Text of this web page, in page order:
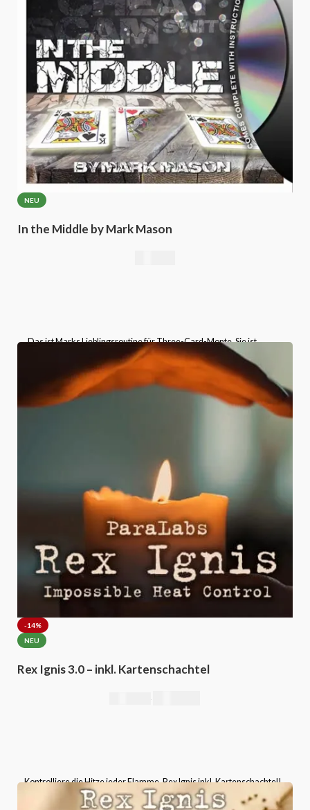
NEU
In the Middle by Mark Mason
„Das ist Marks Lieblingsroutine für Three-Card-Monte. Sie ist
unglaublich einfach vorzuführen und hat trotzdem eine Wirkung, die
weit über ihre Einfachheit hinausgeht! Alles, was du brauchst, sind
zwei Könige und eine Dame.“
-14%
NEU
Rex Ignis 3.0 – inkl. Kartenschachtel
€
Kontrolliere die Hitze jeder Flamme, Rex Ignis inkl. Kartenschachtel!
Bitte wählen Sie die Kartenschachtel-Version aus, die